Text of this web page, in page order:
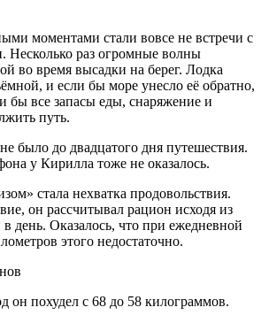
моментами стали вовсе не встречи с
раз огромные волны
во время высадки на берег. Лодка
и если бы море унесло её обратно,
бы все запасы еды, снаряжение и
путь.
было до двадцатого дня путешествия.
у Кирилла тоже не оказалось.
стала нехватка продовольствия.
он рассчитывал рацион исходя из
день. Оказалось, что при ежедневной
этого недостаточно.
он похудел с 68 до 58 килограммов.